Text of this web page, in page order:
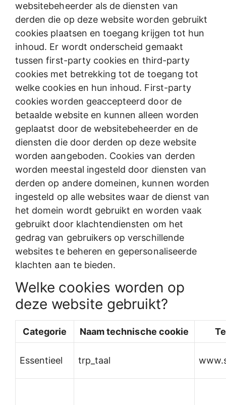
websitebeheerder als de diensten van
derden die op deze website worden gebruikt
cookies plaatsen en toegang krijgen tot hun
inhoud. Er wordt onderscheid gemaakt
tussen first-party cookies en third-party
cookies met betrekking tot de toegang tot
welke cookies en hun inhoud. First-party
cookies worden geaccepteerd door de
betaalde website en kunnen alleen worden
geplaatst door de websitebeheerder en de
diensten die door derden op deze website
worden aangeboden. Cookies van derden
worden meestal ingesteld door diensten van
derden op andere domeinen, kunnen worden
ingesteld op alle websites waar de dienst van
het domein wordt gebruikt en worden vaak
gebruikt door klachtendiensten om het
gedrag van gebruikers op verschillende
websites te beheren en gepersonaliseerde
klachten aan te bieden.
Welke cookies worden op
deze website gebruikt?
Categorie Naam technische cookie
Essentieel trp_taal